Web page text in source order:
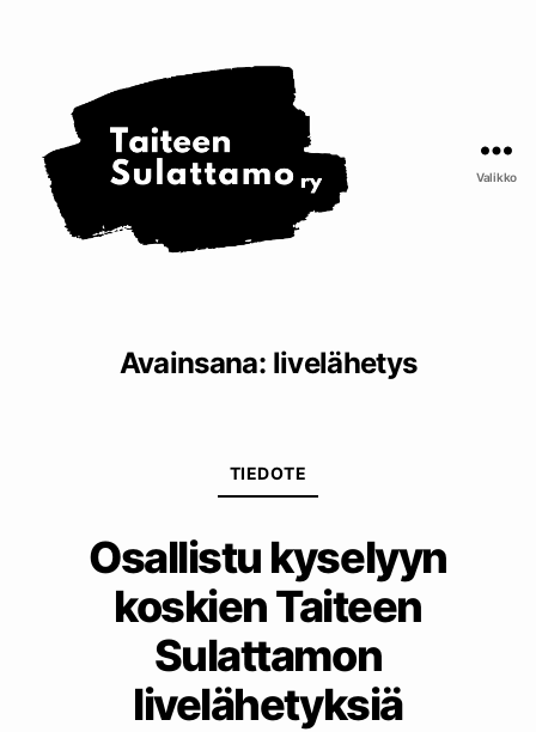
Valikko
Avainsana: livelähetys
TIEDOTE
Osallistu kyselyyn
koskien Taiteen
Sulattamon
livelähetyksiä